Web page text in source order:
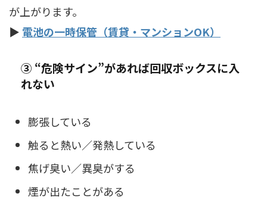
が上がります。
▶ 電池の一時保管（賃貸・マンションOK）
③ “危険サイン”があれば回収ボックスに入
れない
膨張している
触ると熱い／発熱している
焦げ臭い／異臭がする
煙が出たことがある